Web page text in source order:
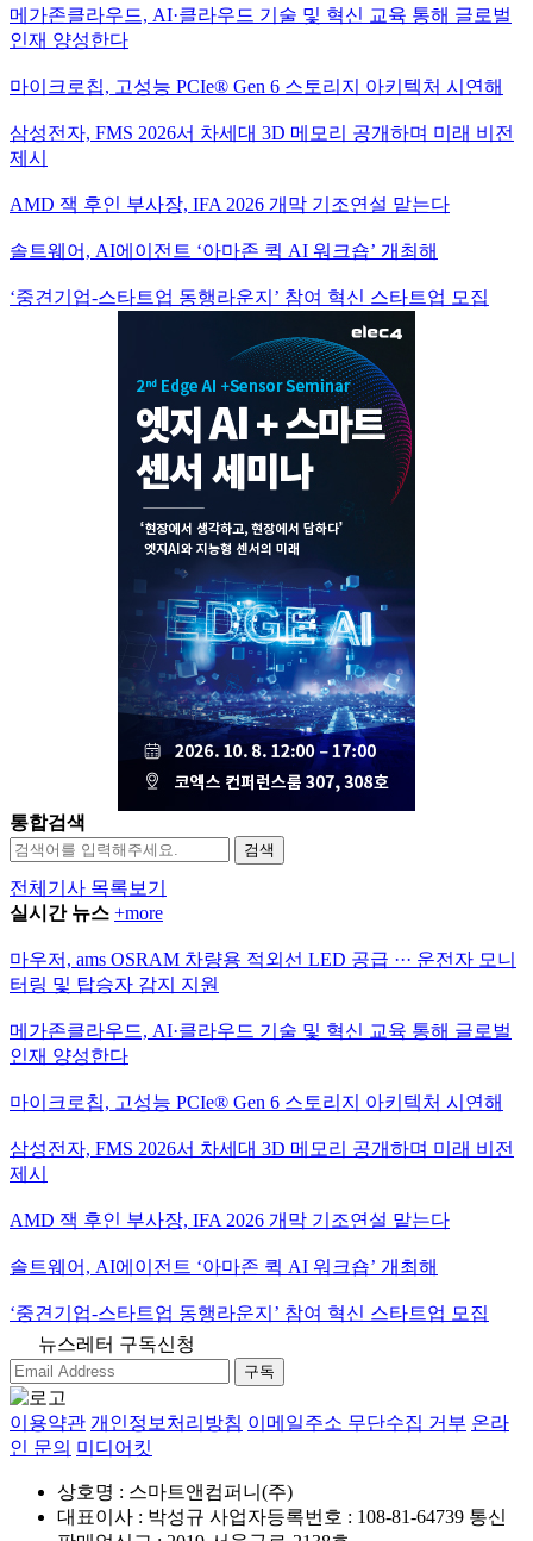
메가존클라우드, AI·클라우드 기술 및 혁신 교육 통해 글로벌
인재 양성한다
마이크로칩, 고성능 PCIe® Gen 6 스토리지 아키텍처 시연해
삼성전자, FMS 2026서 차세대 3D 메모리 공개하며 미래 비전
제시
AMD 잭 후인 부사장, IFA 2026 개막 기조연설 맡는다
솔트웨어, AI에이전트 ‘아마존 퀵 AI 워크숍’ 개최해
‘중견기업-스타트업 동행라운지’ 참여 혁신 스타트업 모집
통합검색
검색
전체기사 목록보기
실시간 뉴스 +more
마우저, ams OSRAM 차량용 적외선 LED 공급 ··· 운전자 모니
터링 및 탑승자 감지 지원
메가존클라우드, AI·클라우드 기술 및 혁신 교육 통해 글로벌
인재 양성한다
마이크로칩, 고성능 PCIe® Gen 6 스토리지 아키텍처 시연해
삼성전자, FMS 2026서 차세대 3D 메모리 공개하며 미래 비전
제시
AMD 잭 후인 부사장, IFA 2026 개막 기조연설 맡는다
솔트웨어, AI에이전트 ‘아마존 퀵 AI 워크숍’ 개최해
‘중견기업-스타트업 동행라운지’ 참여 혁신 스타트업 모집
뉴스레터 구독신청
구독
이용약관 개인정보처리방침 이메일주소 무단수집 거부 온라
인 문의 미디어킷
상호명 : 스마트앤컴퍼니(주)
대표이사 : 박성규 사업자등록번호 : 108-81-64739 통신